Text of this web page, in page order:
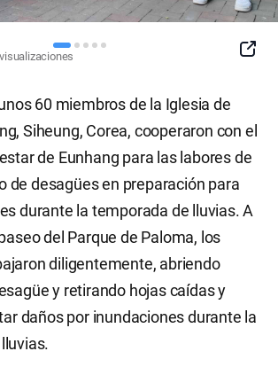
visualizaciones
SNS
60 miembros de la Iglesia de
Siheung, Corea, cooperaron con el
de Eunhang para las labores de
de desagües en preparación para
durante la temporada de lluvias. A
del Parque de Paloma, los
diligentemente, abriendo
y retirando hojas caídas y
daños por inundaciones durante la